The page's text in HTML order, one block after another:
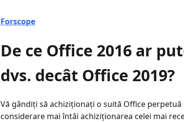
Forscope
De ce Office 2016 ar
dvs. decât Office 2019?
Vă gândiți să achiziționați o suită Office
considerare mai întâi achiziționarea celei mai